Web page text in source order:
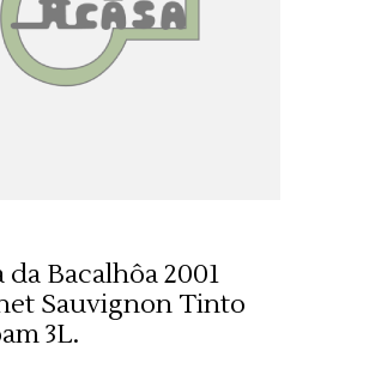
Bacalhôa 2001
Sauvignon Tinto
3L.